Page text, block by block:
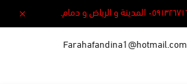
Farahafandina1@hotmail.com